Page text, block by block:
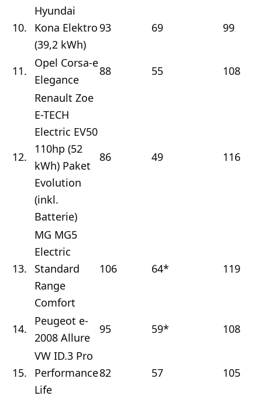
10.
Hyundai
Kona Elektro
(39,2 kWh)
93 69 99
11.
Opel Corsa-e
Elegance
88 55 108
12.
Renault Zoe
E-TECH
Electric EV50
110hp (52
kWh) Paket
Evolution
(inkl.
Batterie)
86 49 116
13.
MG MG5
Electric
Standard
Range
Comfort
106 64* 119
14.
Peugeot e-
2008 Allure
95 59* 108
15.
VW ID.3 Pro
Performance
Life
82 57 105